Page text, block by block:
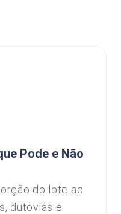
Pode e Não
do lote ao
dutovias e